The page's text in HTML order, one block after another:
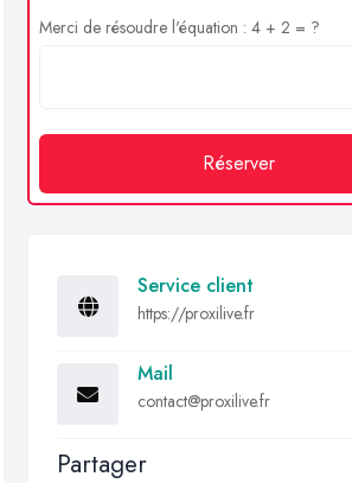
Merci de résoudre l'équation : 4 + 2 = ?
Réserver
Service client
https://proxilive.fr
Mail
contact@proxilive.fr
Partager